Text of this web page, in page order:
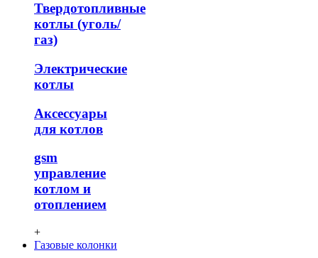
Твердотопливные
котлы (уголь/
газ)
Электрические
котлы
Аксессуары
для котлов
gsm
управление
котлом и
отоплением
+
Газовые колонки